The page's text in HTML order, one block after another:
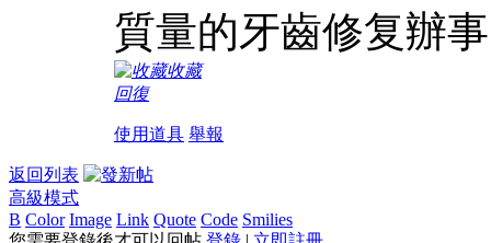
質量的牙齒修复辦
收藏
回復
使用道具 舉報
返回列表
高級模式
B Color Image Link Quote Code Smilies